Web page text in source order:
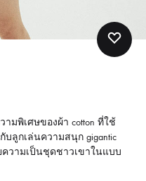
ามพิเศษของผ้า cotton ที่ใช้
บลูกเล่นความสนุก gigantic
ยความเป็นชุดชาวเขาในแบบ